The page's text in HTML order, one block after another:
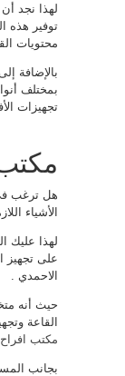
لهذا نجد
توفير هذه
محتويات
بالإضافة
بمختلف
تجهيزات
هل ترغب
الأشياء
لهذا عليك
على تجهيز
الاحمدي .
حيث أنه
القاعة
مكتب
بجانب